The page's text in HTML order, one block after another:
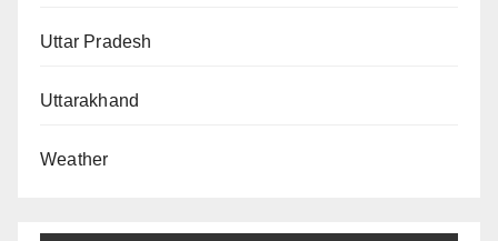
Uttar Pradesh
Uttarakhand
Weather